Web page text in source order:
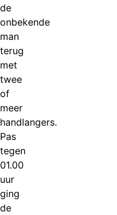
de
onbekende
man
terug
met
twee
of
meer
handlangers.
Pas
tegen
01.00
uur
ging
de